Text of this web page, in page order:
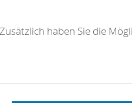
haben Sie die